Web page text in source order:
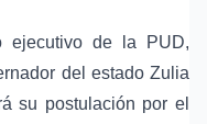
ejecutivo de la PUD,
del estado Zulia
su postulación por el